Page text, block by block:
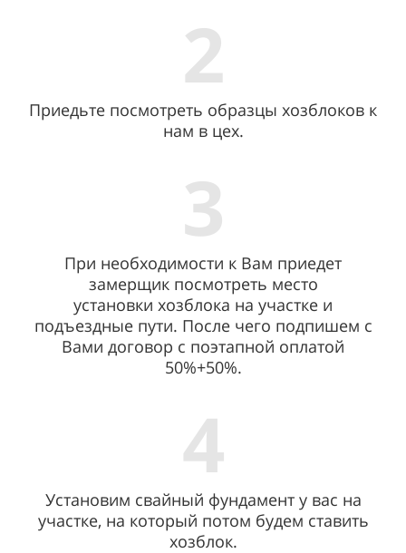
2
Приедьте посмотреть образцы хозблоков к
нам в цех.
3
При необходимости к Вам приедет
замерщик посмотреть место
установки хозблока на участке и
подъездные пути. После чего подпишем с
Вами договор с поэтапной оплатой
50%+50%.
4
Установим свайный фундамент у вас на
участке, на который потом будем ставить
хозблок.